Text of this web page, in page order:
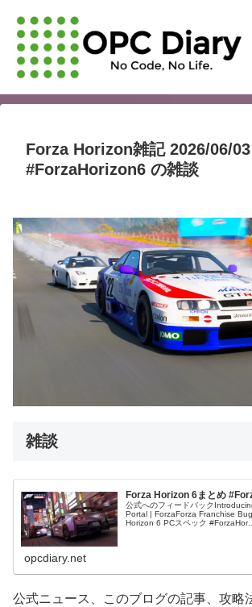
Forza Horizon雑記 2026/06/03
#ForzaHorizon6 の雑談
雑談
Forza Horizon 6まとめ
公式へのフィードバック
Portal | ForzaForza Franchise
Horizon 6 PCスペック
opcdiary.net
公式ニュース、このブログの記事、攻略